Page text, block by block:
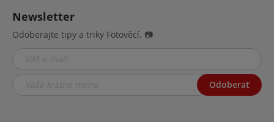
Newsletter
Odoberajte tipy a triky Fotověcí. 📷
Odoberať